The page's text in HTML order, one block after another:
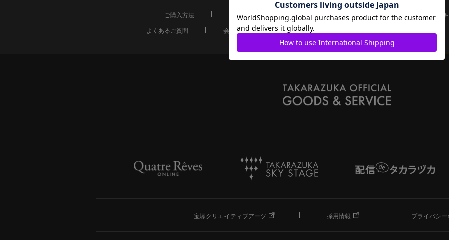
ご購入方法 配送について お支払い方法 決済について
よくあるご質問
会員ページ 宝塚歌劇共通ID新規会員登録
宝塚クリエイティブアーツ 採用情報 プライバシ